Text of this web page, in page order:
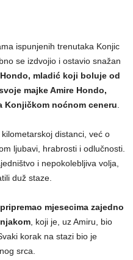
ispunjenih trenutaka Konjic
se izdvojio i ostavio snažan
mladić koji boluje od
majke Amire Hondo,
Konjičkom noćnom ceneru
distanci, već o
ljubavi, hrabrosti i odlučnosti.
i nepokolebljiva volja,
duž staze.
mjesecima zajedno
, koji je, uz Amiru, bio
korak na stazi bio je
srca.